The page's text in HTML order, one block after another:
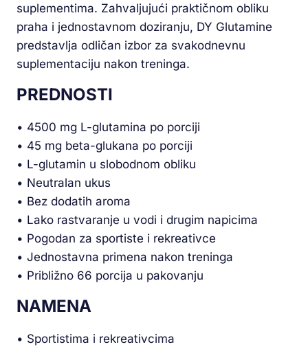
suplementima. Zahvaljujući praktičnom obliku
praha i jednostavnom doziranju, DY Glutamine
predstavlja odličan izbor za svakodnevnu
suplementaciju nakon treninga.
PREDNOSTI
• 4500 mg L-glutamina po porciji
• 45 mg beta-glukana po porciji
• L-glutamin u slobodnom obliku
• Neutralan ukus
• Bez dodatih aroma
• Lako rastvaranje u vodi i drugim napicima
• Pogodan za sportiste i rekreativce
• Jednostavna primena nakon treninga
• Približno 66 porcija u pakovanju
NAMENA
• Sportistima i rekreativcima